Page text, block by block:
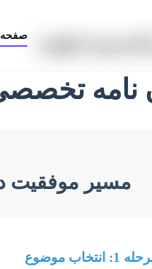
شهری
نامه
مسیر موفقیت
موضوع